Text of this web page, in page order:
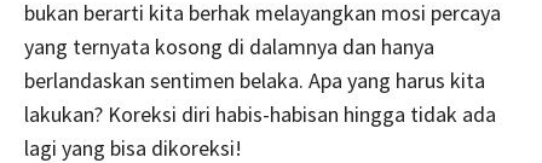
bukan berarti kita berhak melayangkan mosi percaya
yang ternyata kosong di dalamnya dan hanya
berlandaskan sentimen belaka. Apa yang harus kita
lakukan? Koreksi diri habis-habisan hingga tidak ada
lagi yang bisa dikoreksi!